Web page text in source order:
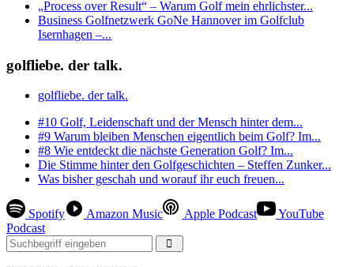
„Process over Result“ – Warum Golf mein ehrlichster...
Business Golfnetzwerk GoNe Hannover im Golfclub
Isernhagen –...
golfliebe. der talk.
golfliebe. der talk.
#10 Golf, Leidenschaft und der Mensch hinter dem...
#9 Warum bleiben Menschen eigentlich beim Golf? Im...
#8 Wie entdeckt die nächste Generation Golf? Im...
Die Stimme hinter den Golfgeschichten – Steffen Zunker...
Was bisher geschah und worauf ihr euch freuen...
Spotify Amazon Music Apple Podcast
YouTube
Podcast